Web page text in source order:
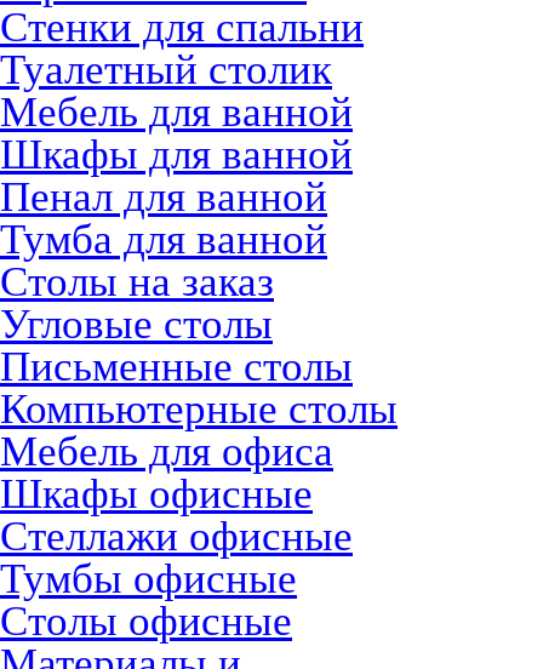
Стенки для спальни
Туалетный столик
Мебель для ванной
Шкафы для ванной
Пенал для ванной
Тумба для ванной
Столы на заказ
Угловые столы
Письменные столы
Компьютерные столы
Мебель для офиса
Шкафы офисные
Стеллажи офисные
Тумбы офисные
Столы офисные